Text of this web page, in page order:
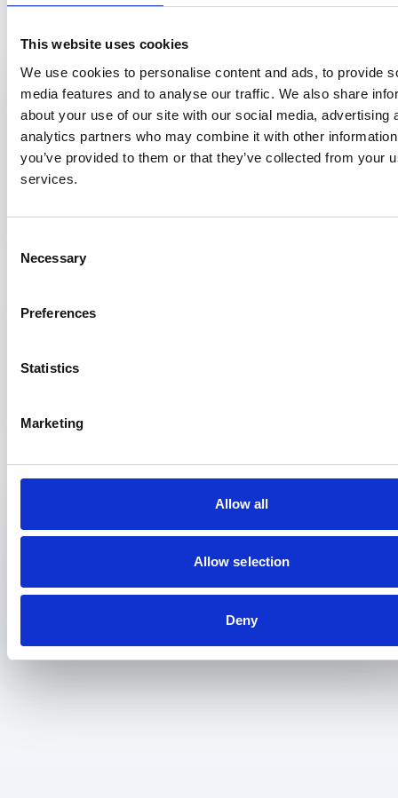
This website uses cookies
We use cookies to personalise content and ads, to provide
media features and to analyse our traffic. We also share
about your use of our site with our social media, advertising
analytics partners who may combine it with other
you’ve provided to them or that they’ve collected from your
services.
Selection
Necessary
Preferences
Statistics
Marketing
Allow all
Allow selection
Deny
Bekijk ook
Inspecteur vergunningverlening tatoeage en
piercing
Utrecht
11 maart 2026
2 dagen
Otterlo
3 dagen
Didactische scholing – begeleiden van een
Utrecht
€ 470,00